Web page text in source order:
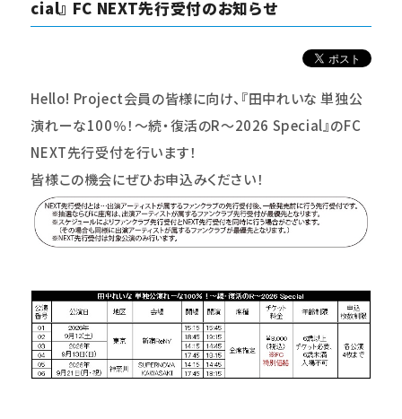
cial』 FC NEXT先行受付のお知らせ
Hello! Project会員の皆様に向け、『田中れいな 単独公
演れーな100％！～続・復活のR～2026 Special』のFC
NEXT先行受付を行います！
皆様この機会にぜひお申込みください！